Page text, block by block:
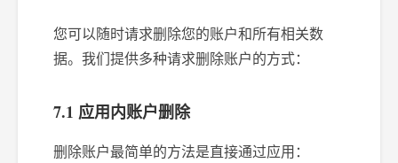
您可以随时请求删除您的账户和所有相关数
据。我们提供多种请求删除账户的方式：
7.1 应用内账户删除
删除账户最简单的方法是直接通过应用：